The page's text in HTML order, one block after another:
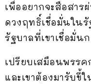
เพื่ออยากจะสื่อสาร
ดวงฤทธิ์เชื่อมั่นใน
รัฐบาลที่เขาเชื่อมั่น
เปรียบเสมือนพรรค
และเขาต้องมารับขี้